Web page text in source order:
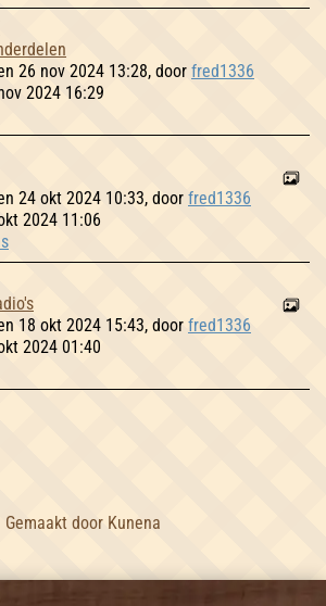
26 nov 2024 13:28, door fred1336
2024 16:29
24 okt 2024 10:33, door fred1336
2024 11:06
18 okt 2024 15:43, door fred1336
2024 01:40
Gemaakt door Kunena